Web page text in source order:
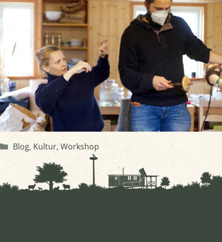
Kategorien
Blog, Kultur, Workshop